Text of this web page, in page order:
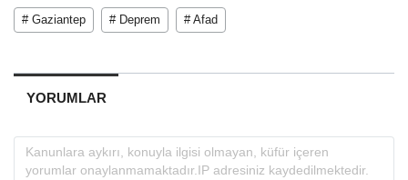
# Gaziantep # Deprem # Afad
YORUMLAR